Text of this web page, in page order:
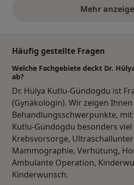
Mehr
Häufig gestellte Fragen
Welche Fachgebiete deckt Dr.
ab?
Dr. Hülya Kutlu-Gündogdu ist
(Gynäkologin). Wir zeigen
Behandlungsschwerpunkte, mit
Kutlu-Gündogdu besonders
Krebsvorsorge,
Mammographie, Verhütung,
Ambulante Operation,
Kinderwunsch.